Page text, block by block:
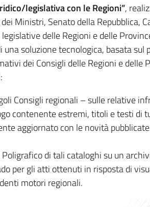
legislativa con le Regioni”,
Ministri, Senato della Repubblica,
delle Regioni e delle
soluzione tecnologica, basata sul
dei Consigli delle Regioni e delle
Consigli regionali – sulle relative
contenente estremi, titoli e testi di
aggiornato con le novità
di tali cataloghi su un
per gli atti ottenuti in risposta di
motori regionali.